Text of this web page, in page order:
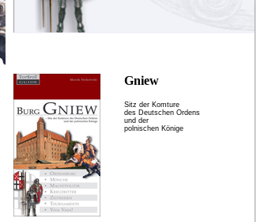
Gniew
Sitz der Komture
des Deutschen Ordens
und der
polnischen Könige